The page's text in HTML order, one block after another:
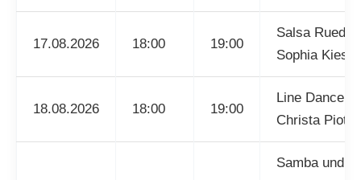
17.08.2026 18:00 19:00
Salsa Rueda
Sophia Kiesel
18.08.2026 18:00 19:00
Line Dance
Christa
Samba und